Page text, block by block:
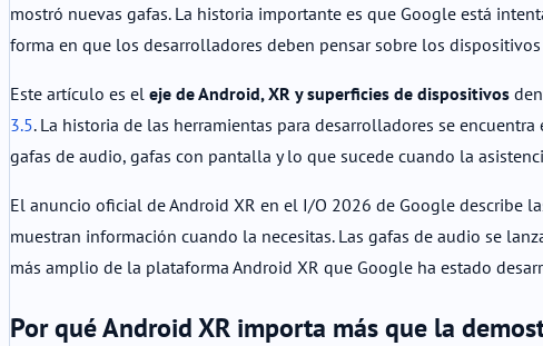
mostró nuevas gafas. La historia importante es que Google está
forma en que los desarrolladores deben pensar sobre los
Este artículo es el eje de Android, XR y superficies de dispositivos
3.5. La historia de las herramientas para desarrolladores se encuentra
gafas de audio, gafas con pantalla y lo que sucede cuando la
El anuncio oficial de Android XR en el I/O 2026 de Google describe
muestran información cuando la necesitas. Las gafas de audio se
más amplio de la plataforma Android XR que Google ha estado
Por qué Android XR importa más que la